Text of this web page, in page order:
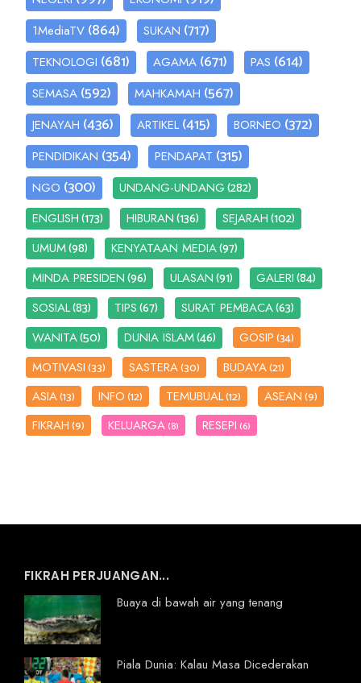
1MediaTV (864) SUKAN (717)
TEKNOLOGI (681) AGAMA (671) PAS (614)
SEMASA (592) MAHKAMAH (567)
JENAYAH (436) ARTIKEL (415) BORNEO (372)
PENDIDIKAN (354) PENDAPAT (315)
NGO (300) UNDANG-UNDANG(282)
ENGLISH(173) HIBURAN(136) SEJARAH(102)
UMUM(98) KENYATAAN MEDIA(97)
MINDA PRESIDEN(96) ULASAN(91) GALERI(84)
SOSIAL(83) TIPS(67) SURAT PEMBACA(63)
WANITA(50) DUNIA ISLAM(46) GOSIP(34)
MOTIVASI(33) SASTERA(30) BUDAYA(21)
ASIA(13) INFO(12) TEMUBUAL(12) ASEAN(9)
FIKRAH(9) KELUARGA (8) RESEPI (6)
FIKRAH PERJUANGAN...
Buaya di bawah air yang tenang
Piala Dunia: Kalau Masa Dicederakan